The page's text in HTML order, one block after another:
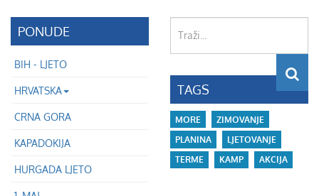
PONUDE
BIH - LJETO
HRVATSKA
CRNA GORA
KAPADOKIJA
HURGADA LJETO
TAGS
MORE
ZIMOVANJE
PLANINA
LJETOVANJE
TERME
KAMP AKCIJA